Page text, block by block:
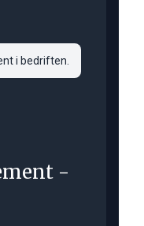
i bedriften.
-